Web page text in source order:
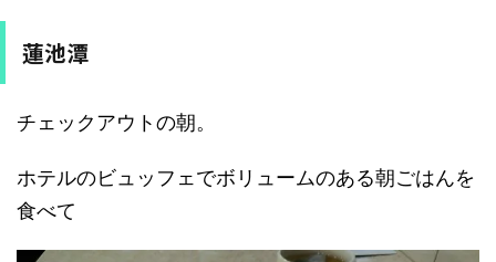
蓮池潭
チェックアウトの朝。
ホテルのビュッフェでボリュームのある朝ごはんを
食べて